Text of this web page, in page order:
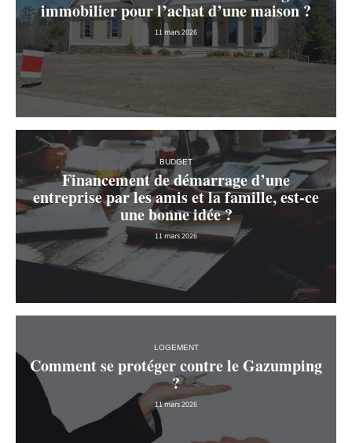
immobilier pour l’achat d’une maison ?
11 mars 2026
BUDGET
Financement de démarrage d’une
entreprise par les amis et la famille, est-ce
une bonne idée ?
11 mars 2026
LOGEMENT
Comment se protéger contre le Gazumping
?
11 mars 2026